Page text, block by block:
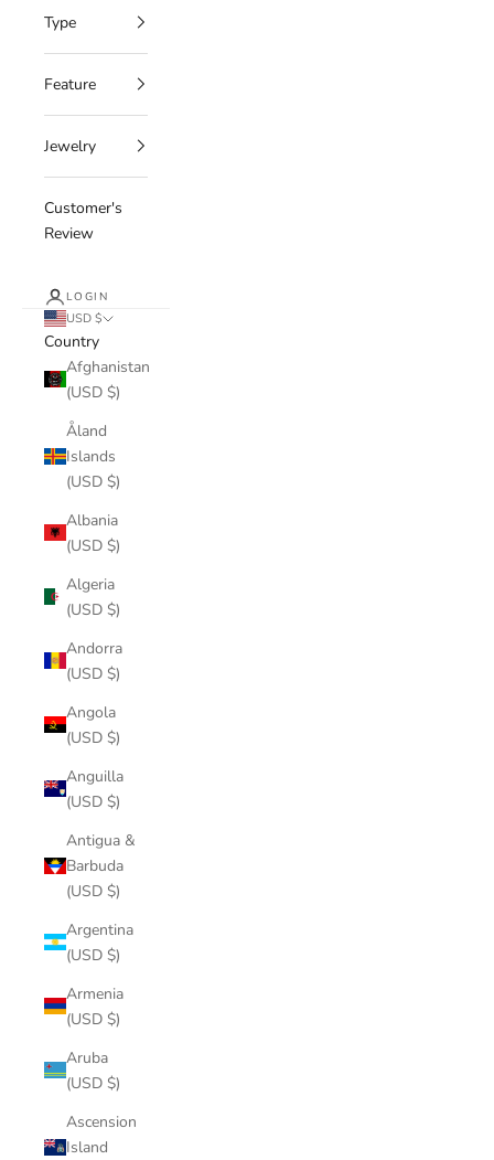
Type
Feature
Jewelry
Customer's
Review
LOGIN
USD $
Country
Afghanistan
(USD $)
Åland
Islands
(USD $)
Albania
(USD $)
Algeria
(USD $)
Andorra
(USD $)
Angola
(USD $)
Anguilla
(USD $)
Antigua &
Barbuda
(USD $)
Argentina
(USD $)
Armenia
(USD $)
Aruba
(USD $)
Ascension
Island